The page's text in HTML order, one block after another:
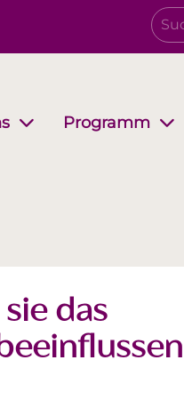
Programm
das